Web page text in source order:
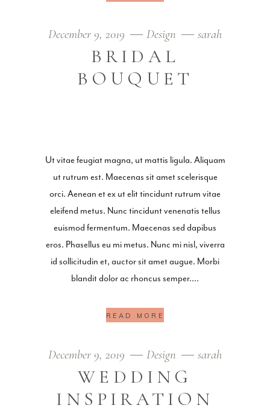
December 9, 2019 Design sarah
BRIDAL
BOUQUET
Ut vitae feugiat magna, ut mattis ligula. Aliquam
ut rutrum est. Maecenas sit amet scelerisque
orci. Aenean et ex ut elit tincidunt rutrum vitae
eleifend metus. Nunc tincidunt venenatis tellus
euismod fermentum. Maecenas sed dapibus
eros. Phasellus eu mi metus. Nunc mi nisl, viverra
id sollicitudin et, auctor sit amet augue. Morbi
blandit dolor ac rhoncus semper.
READ MORE
December 9, 2019 Design sarah
WEDDING
INSPIRATION